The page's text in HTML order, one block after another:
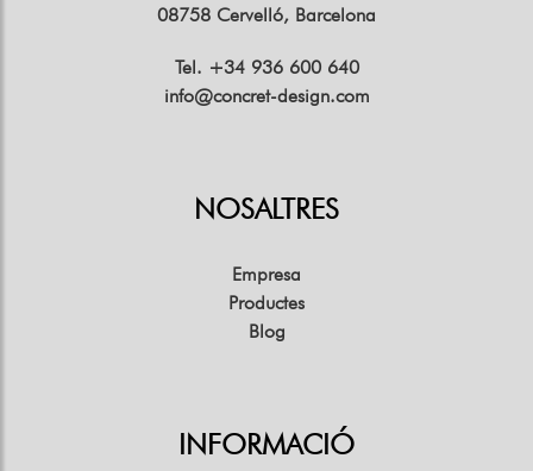
08758 Cervelló, Barcelona
Tel. +34 936 600 640
info@concret-design.com
NOSALTRES
Empresa
Productes
Blog
INFORMACIÓ